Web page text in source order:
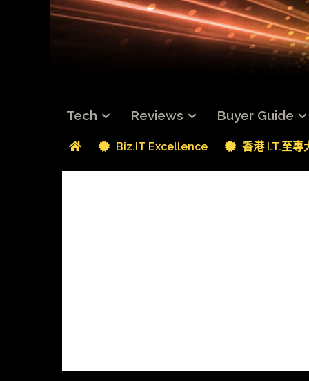
Tech Reviews Buyer Guide
Biz.IT Excellence 香港 I.T.至專